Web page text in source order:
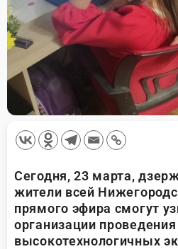
Сегодня, 23 марта,
жители всей
прямого эфира смогут
организации проведения
высокотехнологичных